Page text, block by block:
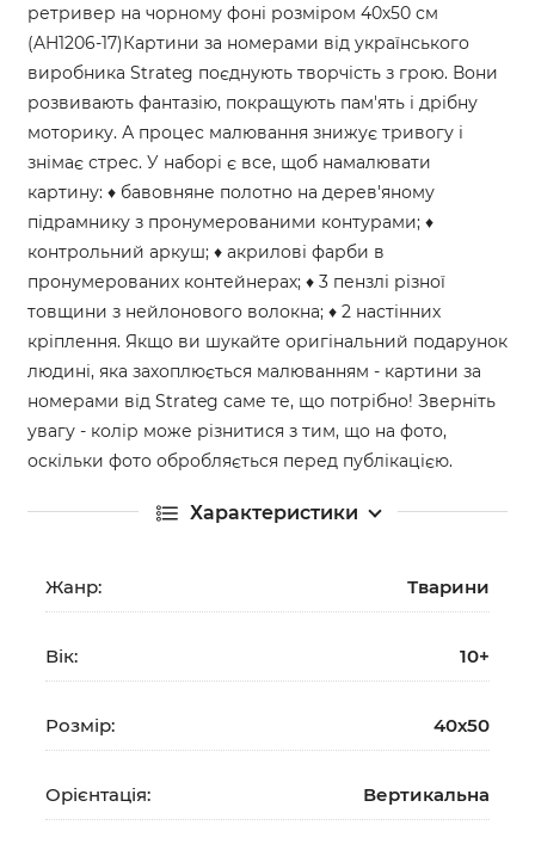
ретривер на чорному фоні розміром 40х50 см
(AH1206-17)Картини за номерами від українського
виробника Strateg поєднують творчість з грою. Вони
розвивають фантазію, покращують пам'ять і дрібну
моторику. А процес малювання знижує тривогу і
знімає стрес. У наборі є все, щоб намалювати
картину: ♦ бавовняне полотно на дерев'яному
підрамнику з пронумерованими контурами; ♦
контрольний аркуш; ♦ акрилові фарби в
пронумерованих контейнерах; ♦ 3 пензлі різної
товщини з нейлонового волокна; ♦ 2 настінних
кріплення. Якщо ви шукайте оригінальний подарунок
людині, яка захоплюється малюванням - картини за
номерами від Strateg саме те, що потрібно! Зверніть
увагу - колір може різнитися з тим, що на фото,
оскільки фото обробляється перед публікацією.
Характеристики
Жанр: Тварини
Вік: 10+
Розмір: 40х50
Орієнтація: Вертикальна